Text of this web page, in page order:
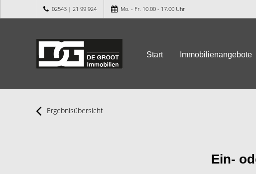
02543 | 21 99 924 Mo. - Fr. 10.00 - 17.00 Uhr
Start Immobilienangebote
Ergebnisübersicht
Ein-